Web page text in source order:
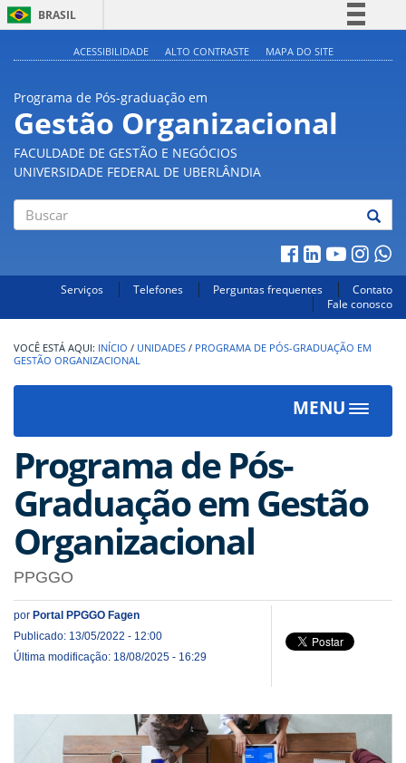
BRASIL
Acesso à informação
ACESSIBILIDADE ALTO CONTRASTE MAPA DO SITE
Programa de Pós-graduação em
Gestão Organizacional
FACULDADE DE GESTÃO E NEGÓCIOS
UNIVERSIDADE FEDERAL DE UBERLÂNDIA
Serviços Telefones Perguntas frequentes
Contato
Fale conosco
INÍCIO / UNIDADES / PROGRAMA DE PÓS-GRADUAÇÃO EM
GESTÃO ORGANIZACIONAL
MENU
Toggle
Programa de Pós-
Graduação em Gestão
Organizacional
PPGGO
por Portal PPGGO Fagen
Publicado: 13/05/2022 - 12:00
Última modificação: 18/08/2025 - 16:29